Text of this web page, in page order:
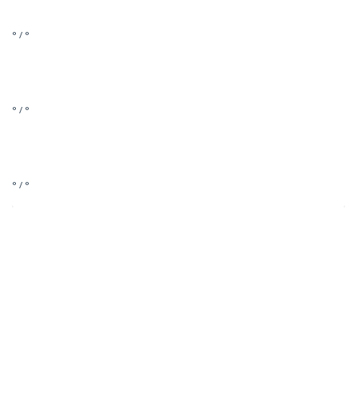
° / °
° / °
° / °